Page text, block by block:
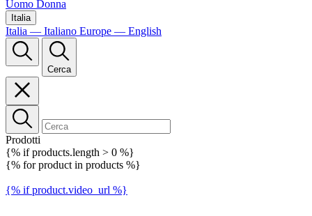
Uomo Donna
Italia
Italia — Italiano Europe — English
Cerca
Prodotti
{% if products.length > 0 %}
{% for product in products %}
{% if product.video_url %}